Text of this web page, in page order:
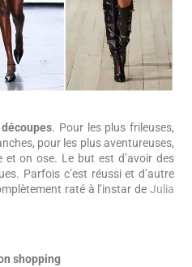
. Pour les plus frileuses,
pour les plus aventureuses,
on ose. Le but est d’avoir des
Parfois c’est réussi et d’autre
raté à l’instar de Julia
shopping